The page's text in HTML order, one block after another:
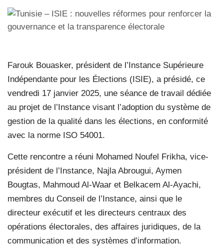
Farouk Bouasker, président de l’Instance Supérieure
Indépendante pour les Élections (ISIE), a présidé, ce
vendredi 17 janvier 2025, une séance de travail dédiée
au projet de l’Instance visant l’adoption du système de
gestion de la qualité dans les élections, en conformité
avec la norme ISO 54001.
Cette rencontre a réuni Mohamed Noufel Frikha, vice-
président de l’Instance, Najla Abrougui, Aymen
Bougtas, Mahmoud Al-Waar et Belkacem Al-Ayachi,
membres du Conseil de l’Instance, ainsi que le
directeur exécutif et les directeurs centraux des
opérations électorales, des affaires juridiques, de la
communication et des systèmes d’information.